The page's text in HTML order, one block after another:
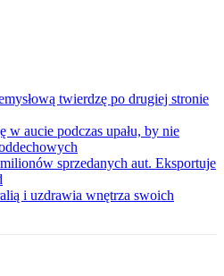
twierdzę po drugiej stronie
w aucie podczas upału, by nie
sprzedanych aut. Eksportuje
i uzdrawia wnętrza swoich